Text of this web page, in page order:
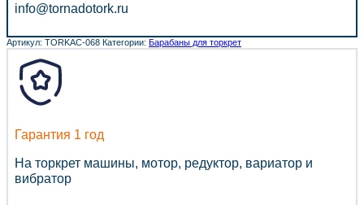
info@tornadotork.ru
Артикул: TORKAC-068 Категории: Барабаны для торкрет
Гарантия 1 год
На торкрет машины, мотор, редуктор, вариатор и
вибратор